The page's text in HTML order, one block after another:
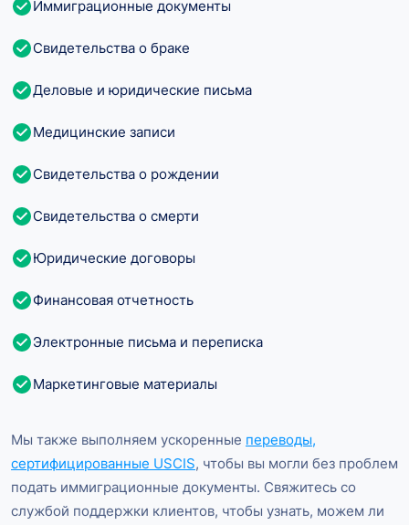
Иммиграционные документы
Свидетельства о браке
Деловые и юридические письма
Медицинские записи
Свидетельства о рождении
Свидетельства о смерти
Юридические договоры
Финансовая отчетность
Электронные письма и переписка
Маркетинговые материалы
Мы также выполняем ускоренные переводы,
сертифицированные USCIS, чтобы вы могли без проблем
подать иммиграционные документы. Свяжитесь со
службой поддержки клиентов, чтобы узнать, можем ли